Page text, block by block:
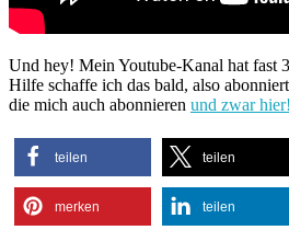
Und hey! Mein Youtube-Kanal hat fast
Hilfe schaffe ich das bald, also
die mich auch abonnieren und zwar hier!
teilen teilen
merken teilen